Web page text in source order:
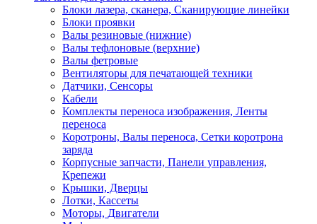
Блоки лазера, сканера, Сканирующие линейки
Блоки проявки
Валы резиновые (нижние)
Валы тефлоновые (верхние)
Валы фетровые
Вентиляторы для печатающей техники
Датчики, Сенсоры
Кабели
Комплекты переноса изображения, Ленты
переноса
Коротроны, Валы переноса, Сетки коротрона
заряда
Корпусные запчасти, Панели управления,
Крепежи
Крышки, Дверцы
Лотки, Кассеты
Моторы, Двигатели